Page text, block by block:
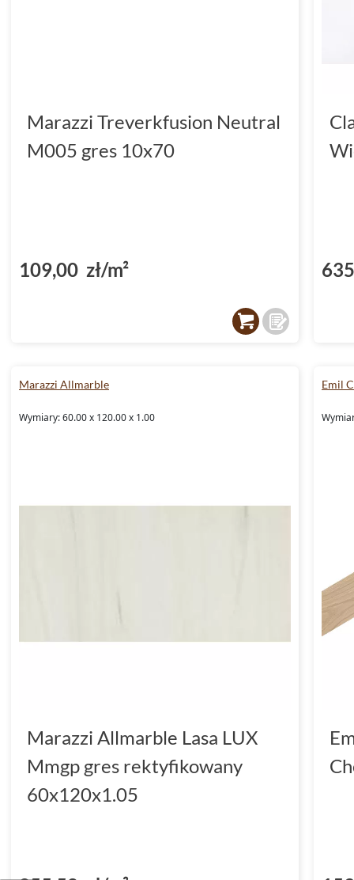
Marazzi Treverkfusion Neutral
M005 gres 10x70
109,00 zł/m²
Marazzi Allmarble
Wymiary: 60.00 x 120.00 x 1.00
Marazzi Allmarble Lasa LUX
Mmgp gres rektyfikowany
60x120x1.05
Emil